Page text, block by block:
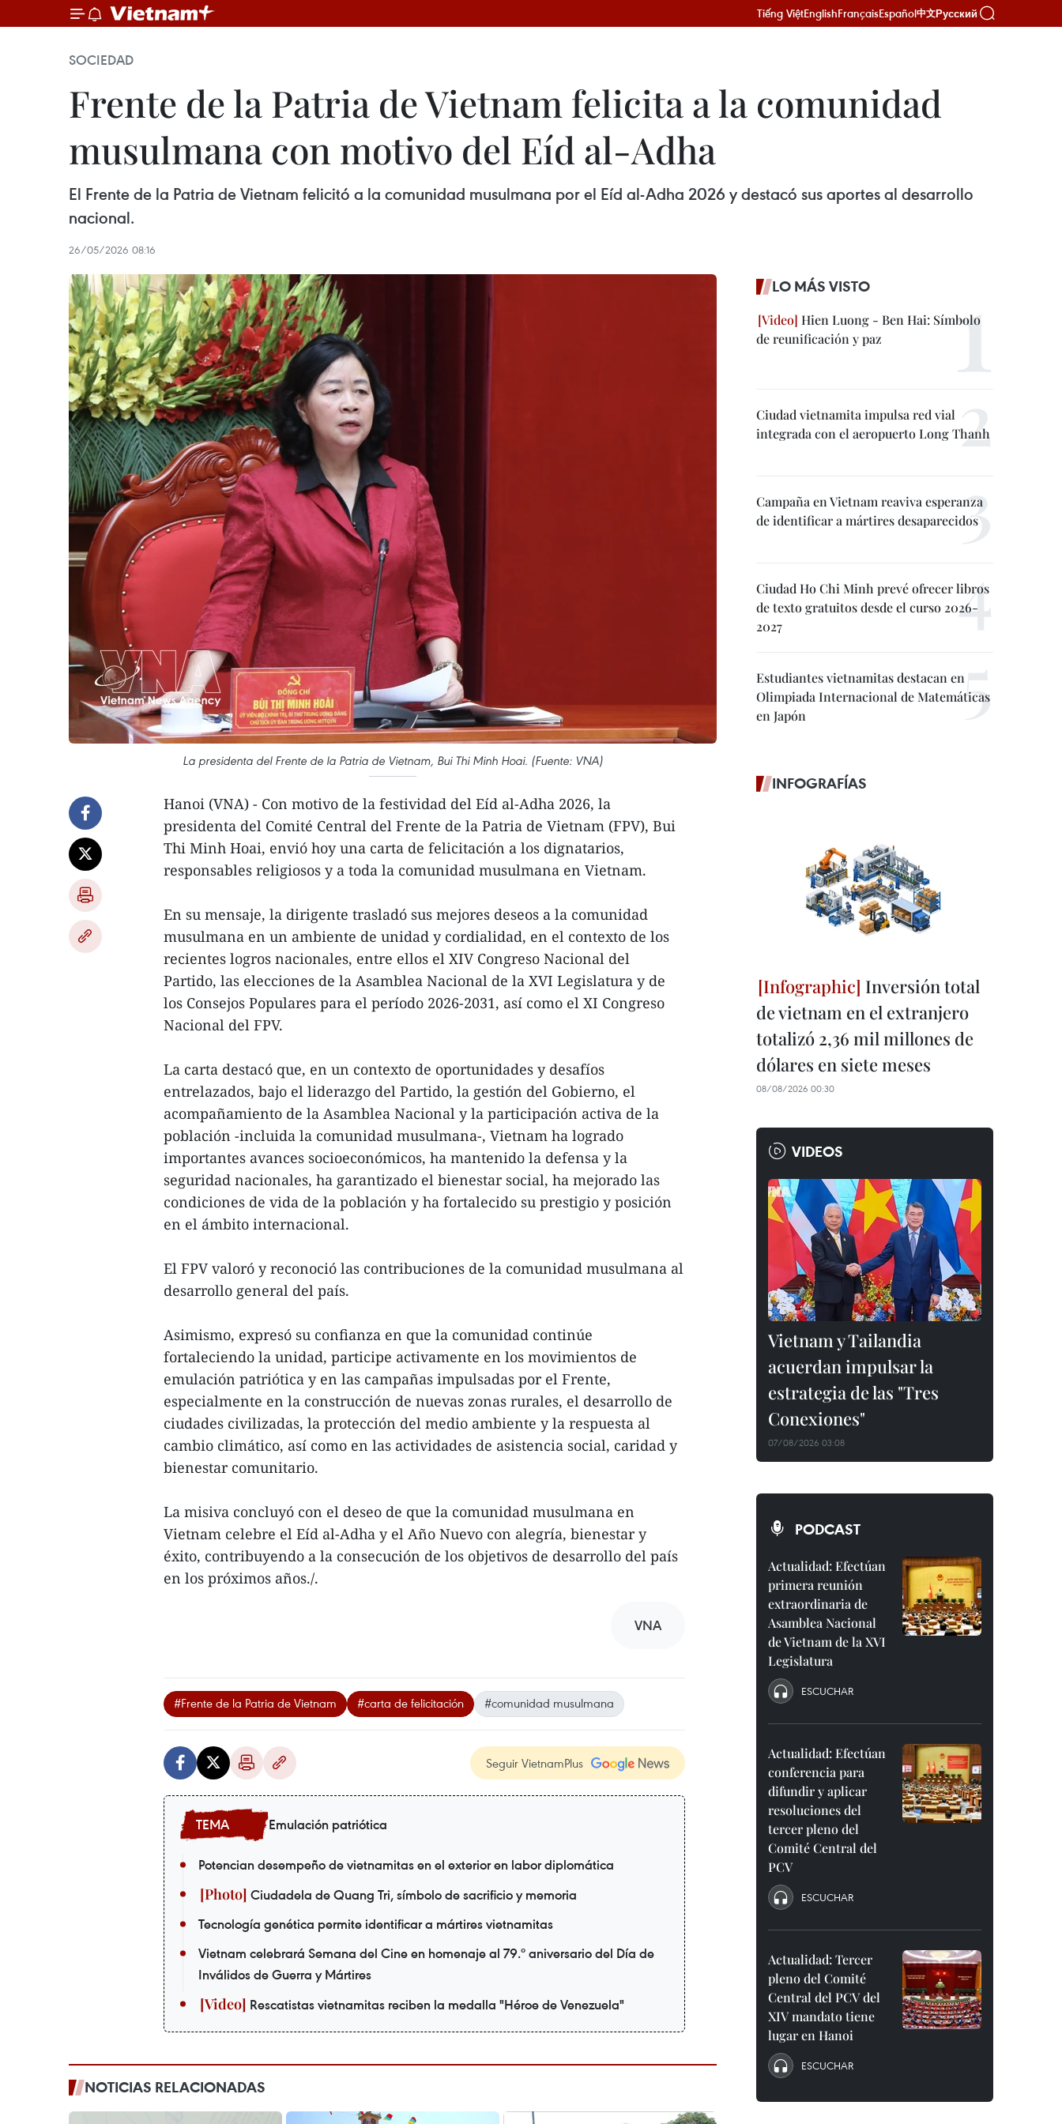
Tiếng ViệtEnglishFrançaisEspañol中文Русский
SOCIEDAD
Frente de la Patria de Vietnam felicita a la comunidad
musulmana con motivo del Eíd al-Adha
El Frente de la Patria de Vietnam felicitó a la comunidad musulmana por el Eíd al-Adha 2026 y destacó sus aportes al desarrollo
nacional.
26/05/2026 08:16
La presidenta del Frente de la Patria de Vietnam, Bui Thi Minh Hoai. (Fuente: VNA)
Hanoi (VNA) - Con motivo de la festividad del Eíd al-Adha 2026, la
presidenta del Comité Central del Frente de la Patria de Vietnam (FPV), Bui
Thi Minh Hoai, envió hoy una carta de felicitación a los dignatarios,
responsables religiosos y a toda la comunidad musulmana en Vietnam.
En su mensaje, la dirigente trasladó sus mejores deseos a la comunidad
musulmana en un ambiente de unidad y cordialidad, en el contexto de los
recientes logros nacionales, entre ellos el XIV Congreso Nacional del
Partido, las elecciones de la Asamblea Nacional de la XVI Legislatura y de
los Consejos Populares para el período 2026-2031, así como el XI Congreso
Nacional del FPV.
La carta destacó que, en un contexto de oportunidades y desafíos
entrelazados, bajo el liderazgo del Partido, la gestión del Gobierno, el
acompañamiento de la Asamblea Nacional y la participación activa de la
población -incluida la comunidad musulmana-, Vietnam ha logrado
importantes avances socioeconómicos, ha mantenido la defensa y la
seguridad nacionales, ha garantizado el bienestar social, ha mejorado las
condiciones de vida de la población y ha fortalecido su prestigio y posición
en el ámbito internacional.
El FPV valoró y reconoció las contribuciones de la comunidad musulmana al
desarrollo general del país.
Asimismo, expresó su confianza en que la comunidad continúe
fortaleciendo la unidad, participe activamente en los movimientos de
emulación patriótica y en las campañas impulsadas por el Frente,
especialmente en la construcción de nuevas zonas rurales, el desarrollo de
ciudades civilizadas, la protección del medio ambiente y la respuesta al
cambio climático, así como en las actividades de asistencia social, caridad y
bienestar comunitario.
La misiva concluyó con el deseo de que la comunidad musulmana en
Vietnam celebre el Eíd al-Adha y el Año Nuevo con alegría, bienestar y
éxito, contribuyendo a la consecución de los objetivos de desarrollo del país
en los próximos años./.
VNA
#Frente de la Patria de Vietnam #carta de felicitación #comunidad musulmana
Seguir VietnamPlus
Emulación patriótica
Potencian desempeño de vietnamitas en el exterior en labor diplomática
Ciudadela de Quang Tri, símbolo de sacrificio y memoria
Tecnología genética permite identificar a mártires vietnamitas
Vietnam celebrará Semana del Cine en homenaje al 79.º aniversario del Día de
Inválidos de Guerra y Mártires
Rescatistas vietnamitas reciben la medalla "Héroe de Venezuela"
NOTICIAS RELACIONADAS
LO MÁS VISTO
Hien Luong - Ben Hai: Símbolo
de reunificación y paz
Ciudad vietnamita impulsa red vial
integrada con el aeropuerto Long Thanh
Campaña en Vietnam reaviva esperanza
de identificar a mártires desaparecidos
Ciudad Ho Chi Minh prevé ofrecer libros
de texto gratuitos desde el curso 2026-
2027
Estudiantes vietnamitas destacan en
Olimpiada Internacional de Matemáticas
en Japón
INFOGRAFÍAS
Inversión total
de vietnam en el extranjero
totalizó 2,36 mil millones de
dólares en siete meses
08/08/2026 00:30
VIDEOS
Vietnam y Tailandia
acuerdan impulsar la
estrategia de las "Tres
Conexiones"
07/08/2026 03:08
PODCAST
Actualidad: Efectúan
primera reunión
extraordinaria de
Asamblea Nacional
de Vietnam de la XVI
Legislatura
ESCUCHAR
Actualidad: Efectúan
conferencia para
difundir y aplicar
resoluciones del
tercer pleno del
Comité Central del
PCV
ESCUCHAR
Actualidad: Tercer
pleno del Comité
Central del PCV del
XIV mandato tiene
lugar en Hanoi
ESCUCHAR